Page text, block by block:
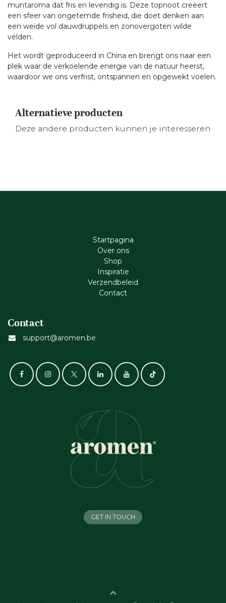
muntaroma dat fris en levendig is. Deze topnoot creëert
een sfeer van ongetemde frisheid, die doet denken aan
een weide vol dauwdruppels en zonovergoten wilde
velden.
Het wordt geproduceerd in China en brengt ons naar een
plek waar de verkoelende energie van de natuur heerst,
waardoor we ons verfrist, ontspannen en opgewekt voelen.
Alternatieve producten
Deze andere producten kunnen je interesseren
Startpagina
Ove​r​ ons
Shop
Inspiratie
Verzendbeleid
Cont​act
Contact
support@aromen.be
GET IN TOUCH